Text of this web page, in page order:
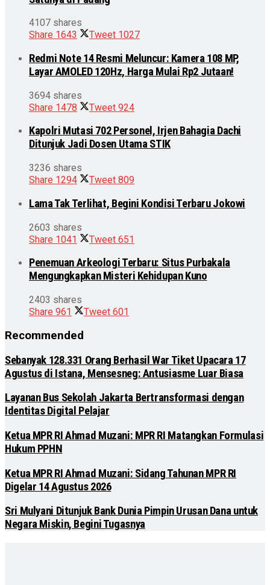
4107 shares
Share 1643 Tweet 1027
Redmi Note 14 Resmi Meluncur: Kamera 108 MP,
Layar AMOLED 120Hz, Harga Mulai Rp2 Jutaan!
3694 shares
Share 1478 Tweet 924
Kapolri Mutasi 702 Personel, Irjen Bahagia Dachi
Ditunjuk Jadi Dosen Utama STIK
3236 shares
Share 1294 Tweet 809
Lama Tak Terlihat, Begini Kondisi Terbaru Jokowi
2603 shares
Share 1041 Tweet 651
Penemuan Arkeologi Terbaru: Situs Purbakala
Mengungkapkan Misteri Kehidupan Kuno
2403 shares
Share 961 Tweet 601
Recommended
Sebanyak 128.331 Orang Berhasil War Tiket Upacara 17
Agustus di Istana, Mensesneg: Antusiasme Luar Biasa
Layanan Bus Sekolah Jakarta Bertransformasi dengan
Identitas Digital Pelajar
Ketua MPR RI Ahmad Muzani: MPR RI Matangkan Formulasi
Hukum PPHN
Ketua MPR RI Ahmad Muzani: Sidang Tahunan MPR RI
Digelar 14 Agustus 2026
Sri Mulyani Ditunjuk Bank Dunia Pimpin Urusan Dana untuk
Negara Miskin, Begini Tugasnya